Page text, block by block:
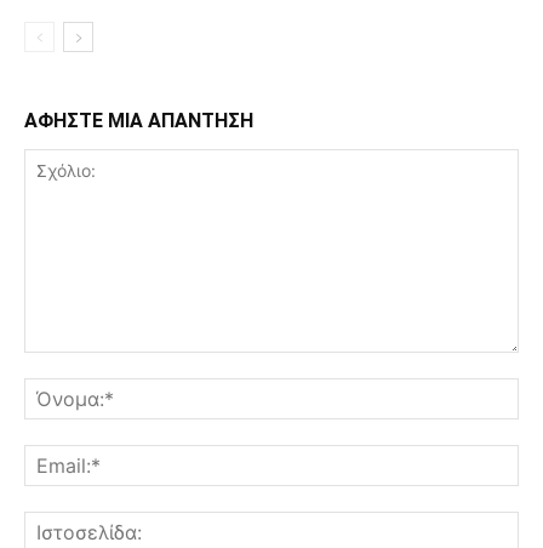
ΑΦΗΣΤΕ ΜΙΑ ΑΠΑΝΤΗΣΗ